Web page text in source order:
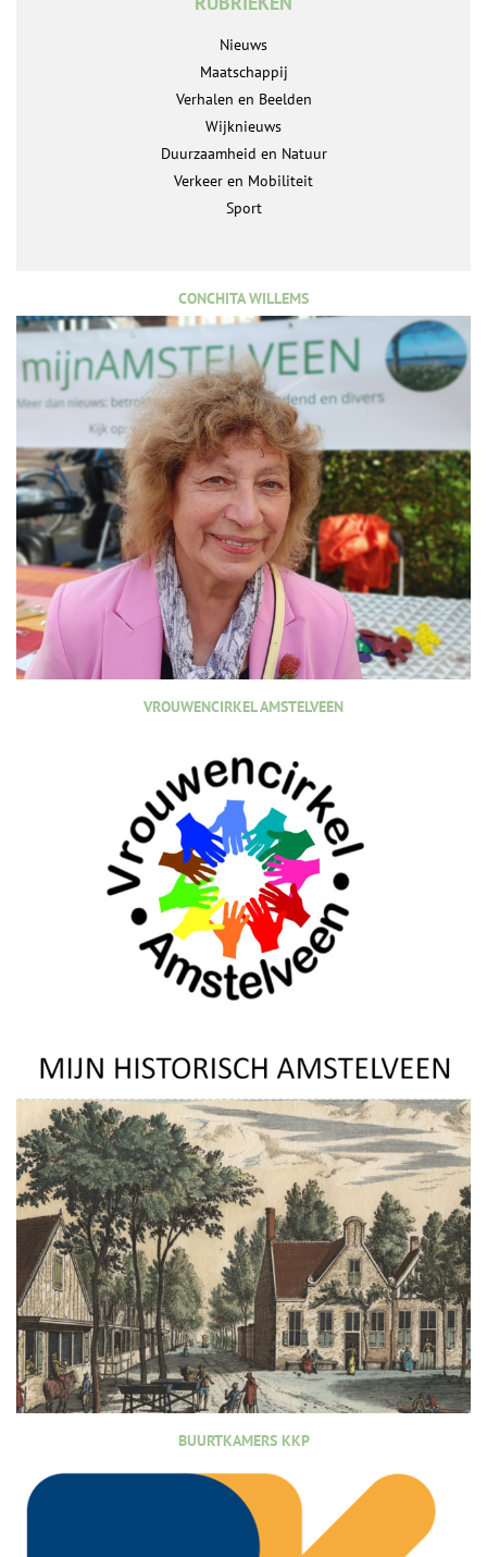
Nieuws
Maatschappij
Verhalen en Beelden
Wijknieuws
Duurzaamheid en Natuur
Verkeer en Mobiliteit
Sport
CONCHITA WILLEMS
VROUWENCIRKEL AMSTELVEEN
BUURTKAMERS KKP